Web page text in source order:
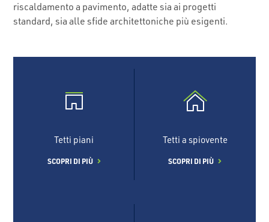
riscaldamento a pavimento, adatte sia ai progetti
standard, sia alle sfide architettoniche più esigenti.
Tetti piani
SCOPRI DI PIÙ
Tetti a spiovente
SCOPRI DI PIÙ